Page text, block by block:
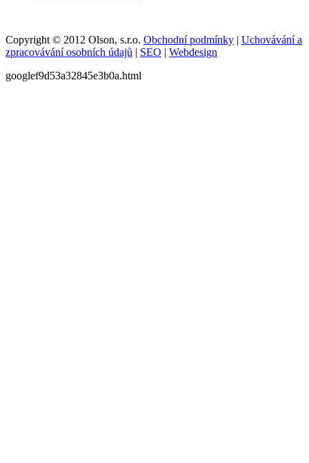
Copyright © 2012 Olson, s.r.o. Obchodní podmínky | Uchovávání a
zpracovávání osobních údajů | SEO | Webdesign
googlef9d53a32845e3b0a.html